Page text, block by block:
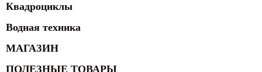
Квадроциклы
Водная техника
МАГАЗИН
ПОЛЕЗНЫЕ ТОВАРЫ